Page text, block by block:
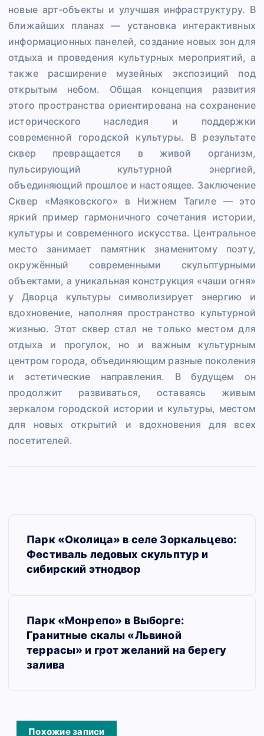
новые арт-объекты и улучшая инфраструктуру. В
ближайших планах — установка интерактивных
информационных панелей, создание новых зон для
отдыха и проведения культурных мероприятий, а
также расширение музейных экспозиций под
открытым небом. Общая концепция развития
этого пространства ориентирована на сохранение
исторического наследия и поддержки
современной городской культуры. В результате
сквер превращается в живой организм,
пульсирующий культурной энергией,
объединяющий прошлое и настоящее. Заключение
Сквер «Маяковского» в Нижнем Тагиле — это
яркий пример гармоничного сочетания истории,
культуры и современного искусства. Центральное
место занимает памятник знаменитому поэту,
окружённый современными скульптурными
объектами, а уникальная конструкция «чаши огня»
у Дворца культуры символизирует энергию и
вдохновение, наполняя пространство культурной
жизнью. Этот сквер стал не только местом для
отдыха и прогулок, но и важным культурным
центром города, объединяющим разные поколения
и эстетические направления. В будущем он
продолжит развиваться, оставаясь живым
зеркалом городской истории и культуры, местом
для новых открытий и вдохновения для всех
посетителей.
п
Парк «Околица» в селе Зоркальцево:
Фестиваль ледовых скульптур и
сибирский этнодвор
Парк «Монрепо» в Выборге:
Гранитные скалы «Львиной
террасы» и грот желаний на берегу
залива
Похожие записи